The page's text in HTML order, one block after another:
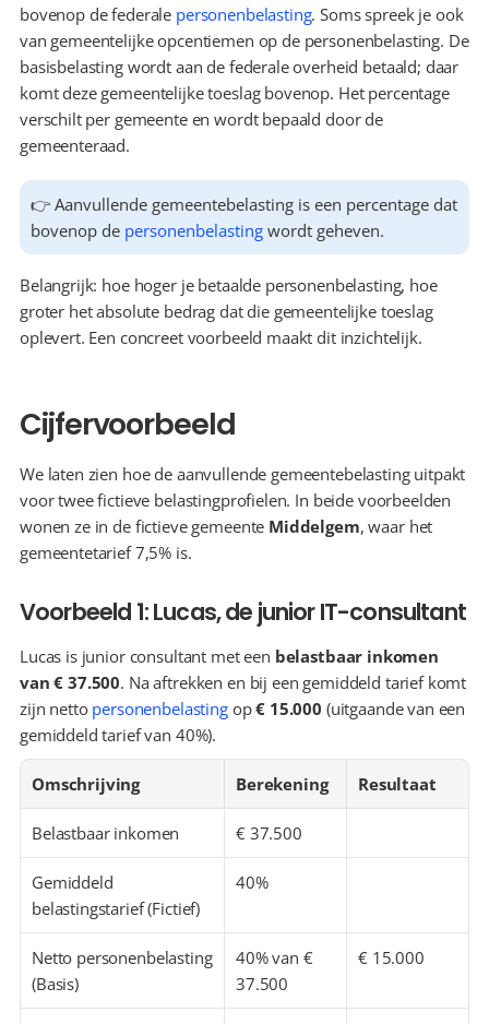
bovenop de federale personenbelasting. Soms spreek je ook
van gemeentelijke opcentiemen op de personenbelasting. De
basisbelasting wordt aan de federale overheid betaald; daar
komt deze gemeentelijke toeslag bovenop. Het percentage
verschilt per gemeente en wordt bepaald door de
gemeenteraad.
👉 Aanvullende gemeentebelasting is een percentage dat
bovenop de personenbelasting wordt geheven.
Belangrijk: hoe hoger je betaalde personenbelasting, hoe
groter het absolute bedrag dat die gemeentelijke toeslag
oplevert. Een concreet voorbeeld maakt dit inzichtelijk.
Cijfervoorbeeld
We laten zien hoe de aanvullende gemeentebelasting uitpakt
voor twee fictieve belastingprofielen. In beide voorbeelden
wonen ze in de fictieve gemeente Middelgem, waar het
gemeentetarief 7,5% is.
Voorbeeld 1: Lucas, de junior IT-consultant
Lucas is junior consultant met een belastbaar inkomen
van € 37.500. Na aftrekken en bij een gemiddeld tarief komt
zijn netto personenbelasting op € 15.000 (uitgaande van een
gemiddeld tarief van 40%).
Omschrijving Berekening Resultaat
Belastbaar inkomen € 37.500
Gemiddeld
belastingstarief (Fictief)
40%
Netto personenbelasting
(Basis)
40% van €
37.500
€ 15.000